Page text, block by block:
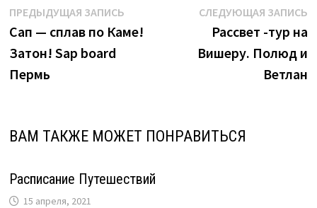
Навигация
по
записям
ПРЕДЫДУЩАЯ ЗАПИСЬПредыдущая
запись:
Сап — сплав по Каме!
Затон! Sap board
Пермь
СЛЕДУЮЩАЯ ЗАПИСЬ
Рассвет -тур на
Вишеру. Полюд и
Ветлан
ВАМ ТАКЖЕ МОЖЕТ ПОНРАВИТЬСЯ
Расписание Путешествий
15 апреля, 2021